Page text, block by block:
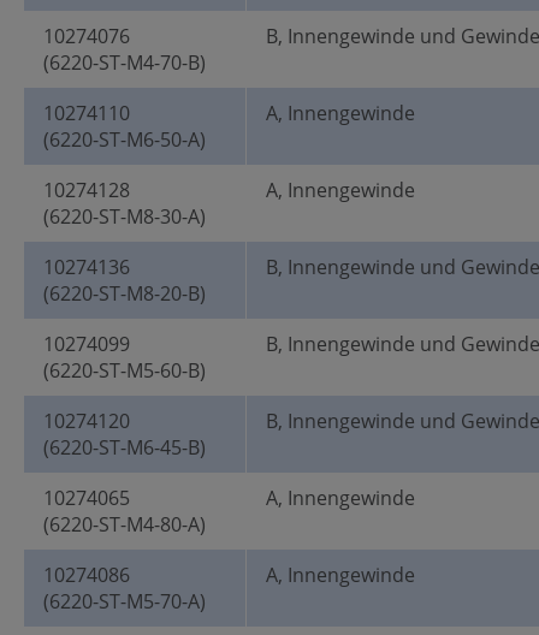
10274076
(6220-ST-M4-70-B)
B, Innengewinde und
10274110
(6220-ST-M6-50-A)
A, Innengewinde
10274128
(6220-ST-M8-30-A)
A, Innengewinde
10274136
(6220-ST-M8-20-B)
B, Innengewinde und
10274099
(6220-ST-M5-60-B)
B, Innengewinde und
10274120
(6220-ST-M6-45-B)
B, Innengewinde und
10274065
(6220-ST-M4-80-A)
A, Innengewinde
10274086
(6220-ST-M5-70-A)
A, Innengewinde